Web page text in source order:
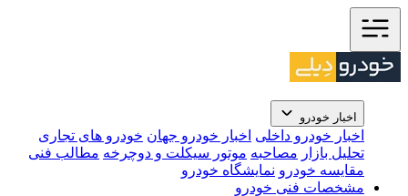
اخبار خودرو
اخبار خودرو داخلی اخبار خودرو جهان خودرو های تجاری
تحلیل بازار مصاحبه موتور سیکلت و دوچرخه مطالب فنی
مقایسه خودرو نمایشگاه خودرو
مشخصات فنی خودرو